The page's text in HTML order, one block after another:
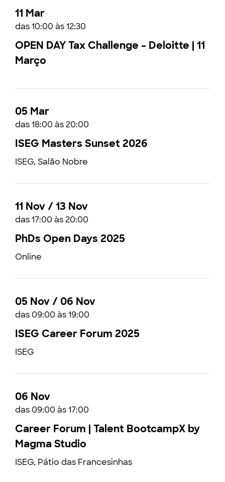
11 Mar
das 10:00 às 12:30
OPEN DAY Tax Challenge – Deloitte | 11
Março
05 Mar
das 18:00 às 20:00
ISEG Masters Sunset 2026
ISEG, Salão Nobre
11 Nov / 13 Nov
das 17:00 às 20:00
PhDs Open Days 2025
Online
05 Nov / 06 Nov
das 09:00 às 19:00
ISEG Career Forum 2025
ISEG
06 Nov
das 09:00 às 17:00
Career Forum | Talent BootcampX by
Magma Studio
ISEG, Pátio das Francesinhas